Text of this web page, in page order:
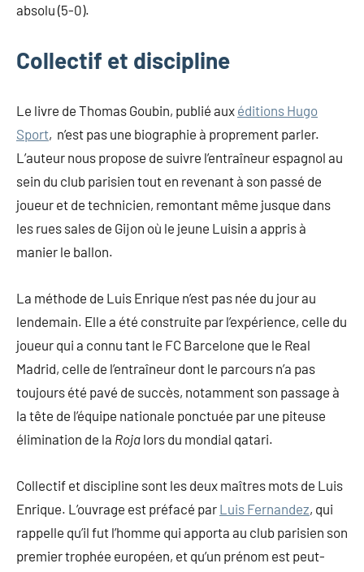
absolu (5-0).
Collectif et discipline
Le livre de Thomas Goubin, publié aux éditions Hugo
Sport, n’est pas une biographie à proprement parler.
L’auteur nous propose de suivre l’entraîneur espagnol au
sein du club parisien tout en revenant à son passé de
joueur et de technicien, remontant même jusque dans
les rues sales de Gijon où le jeune Luisin a appris à
manier le ballon.
La méthode de Luis Enrique n’est pas née du jour au
lendemain. Elle a été construite par l’expérience, celle du
joueur qui a connu tant le FC Barcelone que le Real
Madrid, celle de l’entraîneur dont le parcours n’a pas
toujours été pavé de succès, notamment son passage à
la tête de l’équipe nationale ponctuée par une piteuse
élimination de la Roja lors du mondial qatari.
Collectif et discipline sont les deux maîtres mots de Luis
Enrique. L’ouvrage est préfacé par Luis Fernandez, qui
rappelle qu’il fut l’homme qui apporta au club parisien son
premier trophée européen, et qu’un prénom est peut-